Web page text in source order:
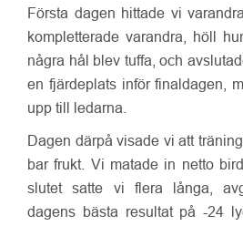
Första dagen hittade vi
kompletterade varandra, höll
några hål blev tuffa, och
en fjärdeplats inför finaldagen,
upp till ledarna.
Dagen därpå visade vi att
bar frukt. Vi matade in netto
slutet satte vi flera långa,
dagens bästa resultat på -24